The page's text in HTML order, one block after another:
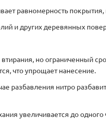
равномерность
и других деревянных
но ограниченный
что упрощает нанесение.
разбавления нитро
увеличивается до одного